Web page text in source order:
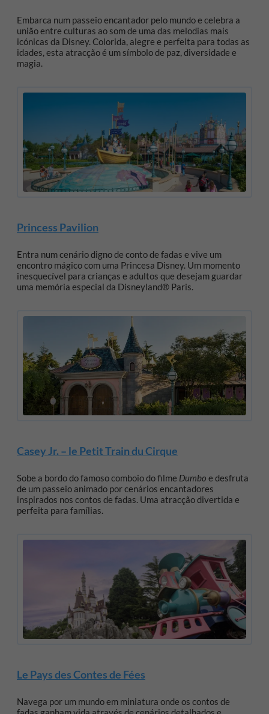
Embarca num passeio encantador pelo mundo e celebra a
união entre culturas ao som de uma das melodias mais
icónicas da Disney. Colorida, alegre e perfeita para todas as
idades, esta atracção é um símbolo de paz, diversidade e
magia.
Princess Pavilion
Entra num cenário digno de conto de fadas e vive um
encontro mágico com uma Princesa Disney. Um momento
inesquecível para crianças e adultos que desejam guardar
uma memória especial da Disneyland® Paris.
Casey Jr. – le Petit Train du Cirque
Sobe a bordo do famoso comboio do filme Dumbo e desfruta
de um passeio animado por cenários encantadores
inspirados nos contos de fadas. Uma atracção divertida e
perfeita para famílias.
Le Pays des Contes de Fées
Navega por um mundo em miniatura onde os contos de